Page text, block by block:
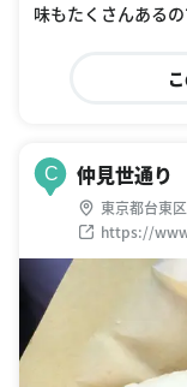
味もたくさんある
C 仲見世通り
東京都台東
https://
1